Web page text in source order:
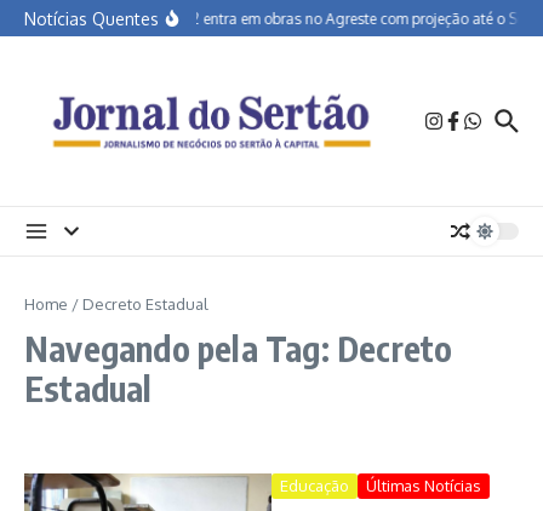
Ir para o conteúdo
Notícias QuentesBR-232 entra em obras no Agreste com projeção até o
Home / Decreto Estadual
Navegando pela Tag: Decreto
Estadual
Educação Últimas Notícias